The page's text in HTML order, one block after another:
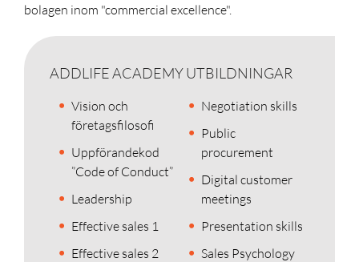
bolagen inom "commercial excellence".
ADDLIFE ACADEMY UTBILDNINGAR
Vision och
företagsfilosofi
Uppförandekod
”Code of Conduct”
Leadership
Effective sales 1
Effective sales 2
Negotiation skills
Public
procurement
Digital customer
meetings
Presentation skills
Sales Psychology